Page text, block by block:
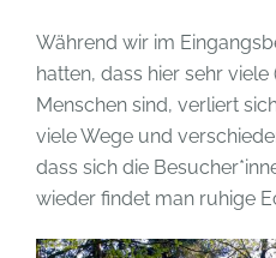
Während wir im
hatten, dass hier sehr viele
Menschen sind, verliert
viele Wege und
dass sich die
wieder findet man ruhige